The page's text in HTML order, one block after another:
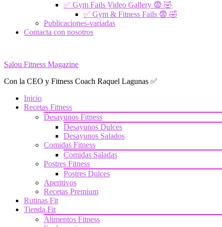
✅ Gym Fails Video Gallery 😨 🤣
✅ Gym & Fitness Fails 😨 🤣
Publicaciones-variadas
Contacta con nosotros
contenido
Salou Fitness Magazine
Con la CEO y Fitness Coach Raquel Lagunas ✅
Inicio
Recetas Fitness
Desayunos Fitness
Desayunos Dulces
Desayunos Salados
Comidas Fitness
Comidas Saladas
Postres Fitness
Postres Dulces
Aperitivos
Recetas Premium
Rutinas Fit
Tienda Fit
Alimentos Fitness